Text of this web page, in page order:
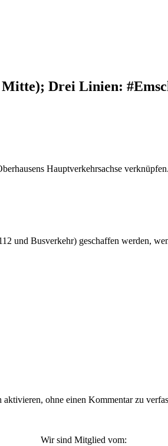
Mitte); Drei Linien:
Hauptverkehrsachse verknüpfen.
und Busverkehr) geschaffen werden,
ohne einen Kommentar zu
Wir sind Mitglied vom: